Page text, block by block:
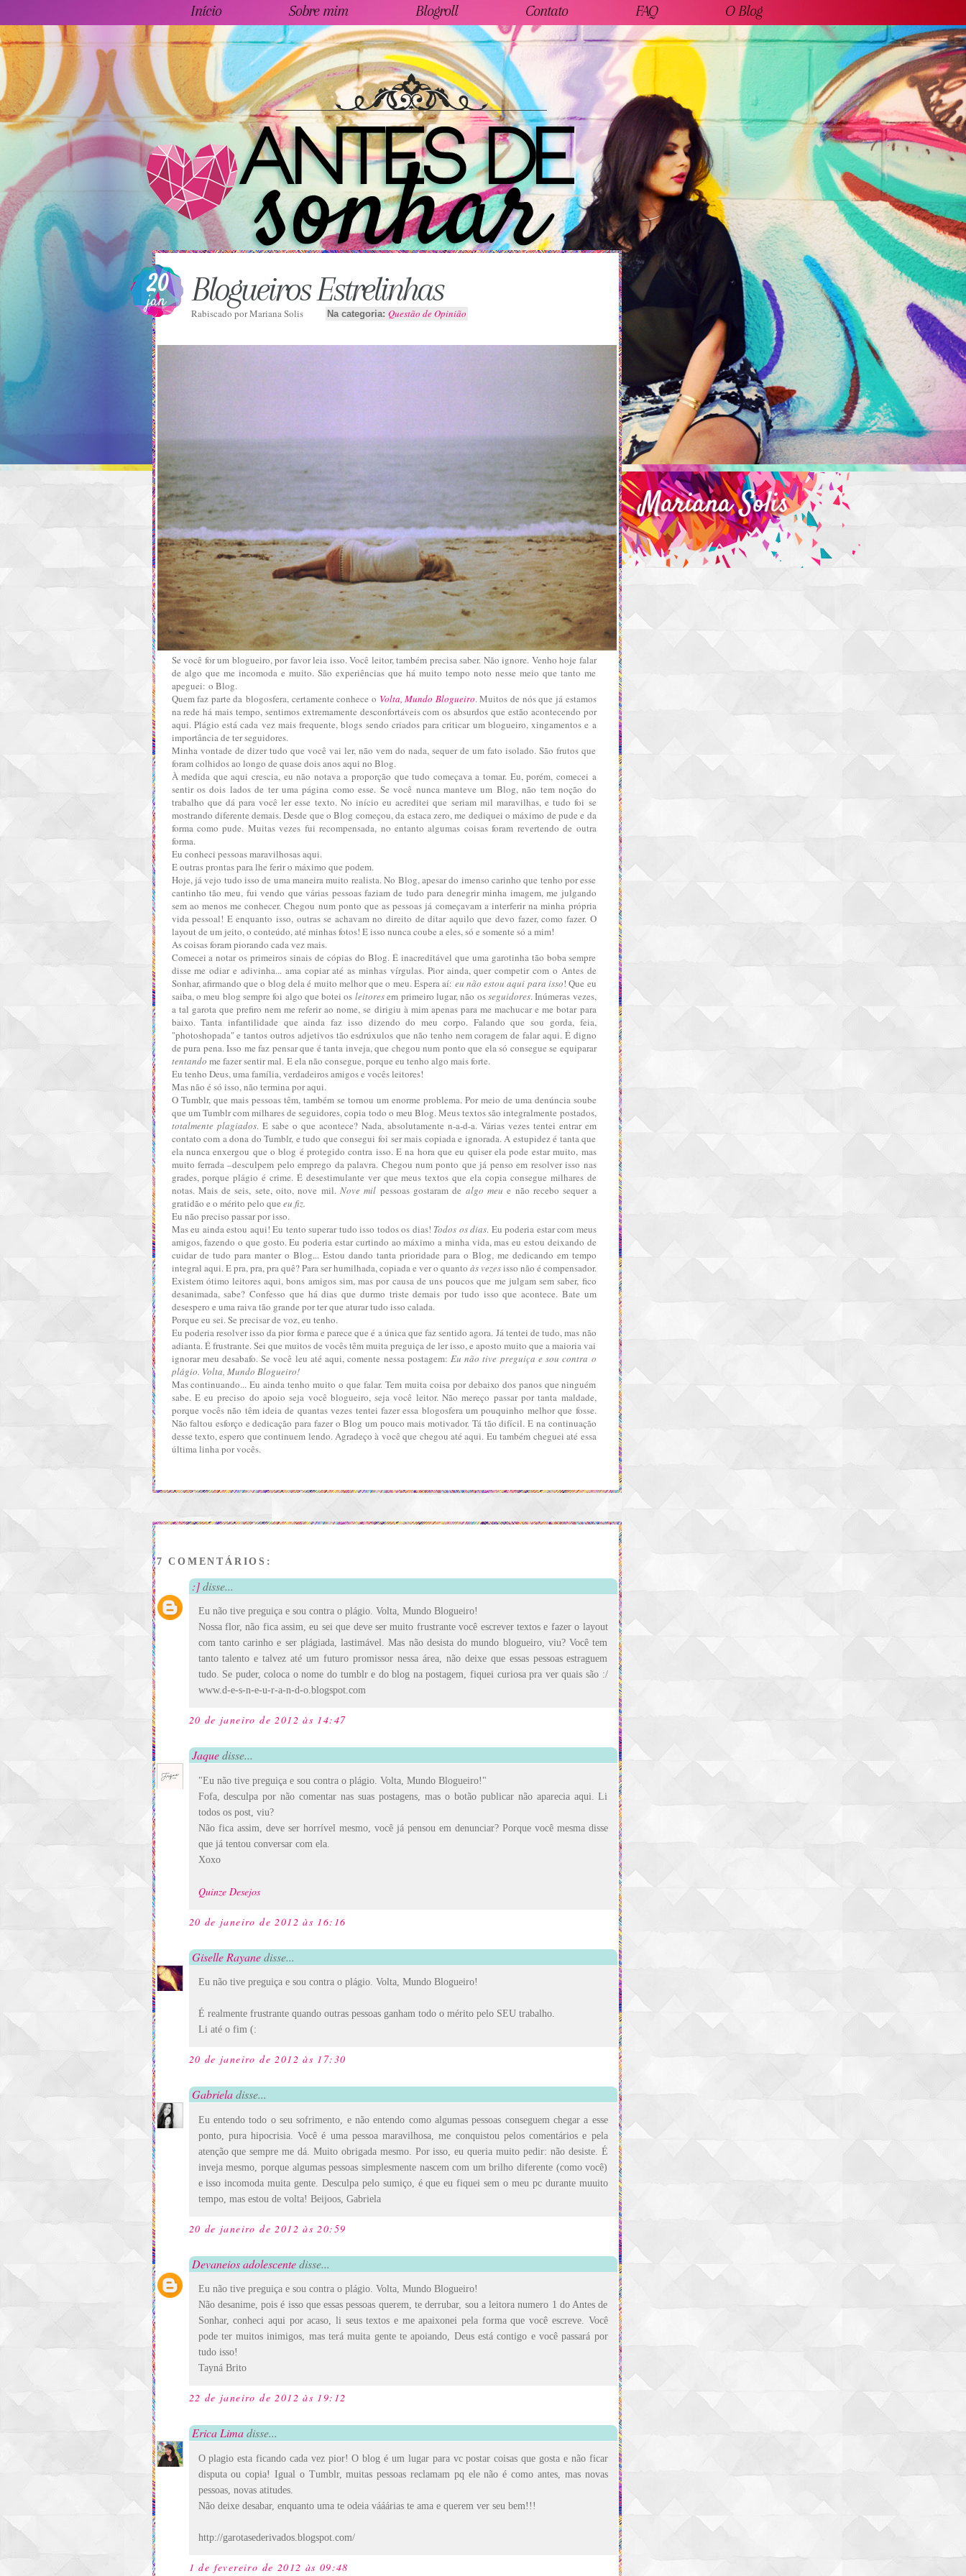
Início Sobre mim Blogroll Contato FAQ O Blog
20
jan Blogueiros Estrelinhas
Rabiscado porMariana Solis Na categoria: Questão de Opinião
Se você for um blogueiro, por favor leia isso. Você leitor, também precisa saber. Não ignore. Venho hoje falar
de algo que me incomoda e muito. São experiências que há muito tempo noto nesse meio que tanto me
apeguei: o Blog.
Quem faz parte da blogosfera, certamente conhece o Volta, Mundo Blogueiro. Muitos de nós que já estamos
na rede há mais tempo, sentimos extremamente desconfortáveis com os absurdos que estão acontecendo por
aqui. Plágio está cada vez mais frequente, blogs sendo criados para criticar um blogueiro, xingamentos e a
importância de ter seguidores.
Minha vontade de dizer tudo que você vai ler, não vem do nada, sequer de um fato isolado. São frutos que
foram colhidos ao longo de quase dois anos aqui no Blog.
À medida que aqui crescia, eu não notava a proporção que tudo começava a tomar. Eu, porém, comecei a
sentir os dois lados de ter uma página como esse. Se você nunca manteve um Blog, não tem noção do
trabalho que dá para você ler esse texto. No início eu acreditei que seriam mil maravilhas, e tudo foi se
mostrando diferente demais. Desde que o Blog começou, da estaca zero, me dediquei o máximo de pude e da
forma como pude. Muitas vezes fui recompensada, no entanto algumas coisas foram revertendo de outra
forma.
Eu conheci pessoas maravilhosas aqui.
E outras prontas para lhe ferir o máximo que podem.
Hoje, já vejo tudo isso de uma maneira muito realista. No Blog, apesar do imenso carinho que tenho por esse
cantinho tão meu, fui vendo que várias pessoas faziam de tudo para denegrir minha imagem, me julgando
sem ao menos me conhecer. Chegou num ponto que as pessoas já começavam a interferir na minha própria
vida pessoal! E enquanto isso, outras se achavam no direito de ditar aquilo que devo fazer, como fazer. O
layout de um jeito, o conteúdo, até minhas fotos! E isso nunca coube a eles, só e somente só a mim!
As coisas foram piorando cada vez mais.
Comecei a notar os primeiros sinais de cópias do Blog. É inacreditável que uma garotinha tão boba sempre
disse me odiar e adivinha... ama copiar até as minhas vírgulas. Pior ainda, quer competir com o Antes de
Sonhar, afirmando que o blog dela é muito melhor que o meu. Espera aí: eu não estou aqui para isso! Que eu
saiba, o meu blog sempre foi algo que botei os leitoresem primeiro lugar, não osseguidores. Inúmeras vezes,
a tal garota que prefiro nem me referir ao nome, se dirigiu à mim apenas para me machucar e me botar para
baixo. Tanta infantilidade que ainda faz isso dizendo do meu corpo. Falando que sou gorda, feia,
"photoshopada" e tantos outros adjetivos tão esdrúxulos que não tenho nem coragem de falar aqui. É digno
de pura pena. Isso me faz pensar que é tanta inveja, que chegou num ponto que ela só consegue se equiparar
tentando me fazer sentir mal. E ela não consegue, porque eu tenho algo mais forte.
Eu tenho Deus, uma família, verdadeiros amigos e vocês leitores!
Mas não é só isso, não termina por aqui.
O Tumblr, que mais pessoas têm, também se tornou um enorme problema. Por meio de uma denúncia soube
que um Tumblr commilhares de seguidores, copia todo o meu Blog. Meus textos são integralmente postados,
totalmente plagiados. E sabe o que acontece? Nada, absolutamente n-a-d-a. Várias vezes tentei entrar em
contato com a dona do Tumblr, e tudo que consegui foi ser mais copiada e ignorada. A estupidez é tanta que
ela nunca enxergou que o blog é protegido contra isso. E na hora que eu quiser ela pode estar muito, mas
muito ferrada –desculpem pelo emprego da palavra. Chegou num ponto que já penso em resolver isso nas
grades, porque plágio é crime. É desestimulante ver que meus textos que ela copia consegue milhares de
notas. Mais de seis, sete, oito, nove mil.Nove mil pessoas gostaram de algo meu e não recebo sequer a
gratidão e o mérito pelo que eu fiz.
Eu não preciso passar por isso.
Mas eu ainda estou aqui! Eu tento superar tudo isso todos os dias! Todos os dias. Eu poderia estar com meus
amigos, fazendo o que gosto.Eu poderia estar curtindo ao máximo a minha vida, mas eu estou deixando de
cuidar de tudo para manter o Blog... Estou dando tanta prioridade para o Blog, me dedicando em tempo
integral aqui. E pra, pra, pra quê? Para ser humilhada, copiada e ver o quanto às vezesisso não é compensador.
Existem ótimo leitores aqui, bons amigos sim, mas por causa de uns poucos que me julgam sem saber, fico
desanimada, sabe? Confesso que há dias que durmo triste demais por tudo isso que acontece. Bate um
desespero e uma raiva tão grande por ter que aturar tudo isso calada.
Porque eu sei. Se precisar de voz,eu tenho.
Eu poderia resolver isso da pior forma e parece que é a única que faz sentido agora. Já tentei de tudo, mas não
adianta. É frustrante. Sei que muitos de vocês têm muita preguiça de ler isso, e aposto muito que a maioria vai
ignorar meu desabafo. Se você leu até aqui, comente nessa postagem: Eu não tive preguiça e sou contra o
plágio. Volta, Mundo Blogueiro!
Mas continuando... Eu ainda tenho muito o que falar. Tem muita coisa por debaixo dos panos que ninguém
sabe. E eu preciso do apoio seja você blogueiro, seja você leitor. Não mereço passar por tanta maldade,
porque vocês não têm ideia de quantas vezes tentei fazer essa blogosfera um pouquinho melhor que fosse.
Não faltou esforço e dedicação para fazer o Blog um pouco mais motivador. Tá tão difícil. E na continuação
desse texto, espero que continuem lendo. Agradeço à você que chegou até aqui. Eu também cheguei até essa
última linha por vocês.
7 COMENTÁRIOS:
:]disse...
Eu não tive preguiça e sou contra o plágio. Volta, Mundo Blogueiro!
Nossa flor, não fica assim, eu sei que deve ser muito frustrante você escrever textos e fazer o layout
com tanto carinho e ser plágiada, lastimável. Mas não desista do mundo blogueiro, viu? Você tem
tanto talento e talvez até um futuro promissor nessa área, não deixe que essas pessoas estraguem
tudo. Se puder, coloca o nome do tumblr e do blog na postagem, fiquei curiosa pra ver quais são :/
www.d-e-s-n-e-u-r-a-n-d-o.blogspot.com
20 de janeiro de 2012 às 14:47
Jaquedisse...
"Eu não tive preguiça e sou contra o plágio. Volta, Mundo Blogueiro!"
Fofa, desculpa por não comentar nas suas postagens, mas o botão publicar não aparecia aqui. Li
todos os post, viu?
Não fica assim, deve ser horrível mesmo, você já pensou em denunciar? Porque você mesma disse
que já tentou conversar com ela.
Xoxo
Quinze Desejos
20 de janeiro de 2012 às 16:16
Giselle Rayanedisse...
Eu não tive preguiça e sou contra o plágio. Volta, Mundo Blogueiro!
É realmente frustrante quando outras pessoas ganham todo o mérito pelo SEU trabalho.
Li até o fim (:
20 de janeiro de 2012 às 17:30
Gabrieladisse...
Eu entendo todo o seu sofrimento, e não entendo como algumas pessoas conseguem chegar a esse
ponto, pura hipocrisia. Você é uma pessoa maravilhosa, me conquistou pelos comentários e pela
atenção que sempre me dá. Muito obrigada mesmo. Por isso, eu queria muito pedir: não desiste. É
inveja mesmo, porque algumas pessoas simplesmente nascem com um brilho diferente (como você)
e isso incomoda muita gente. Desculpa pelo sumiço, é que eu fiquei sem o meu pc durante muuito
tempo, mas estou de volta! Beijoos, Gabriela
20 de janeiro de 2012 às 20:59
Devaneios adolescentedisse...
Eu não tive preguiça e sou contra o plágio. Volta, Mundo Blogueiro!
Não desanime, pois é isso que essas pessoas querem, te derrubar, sou a leitora numero 1 do Antes de
Sonhar, conheci aqui por acaso, li seus textos e me apaixonei pela forma que você escreve. Você
pode ter muitos inimigos, mas terá muita gente te apoiando, Deus está contigo e você passará por
tudo isso!
Tayná Brito
22 de janeiro de 2012 às 19:12
Erica Limadisse...
O plagio esta ficando cada vez pior! O blog é um lugar para vc postar coisas que gosta e não ficar
disputa ou copia! Igual o Tumblr, muitas pessoas reclamam pq ele não é como antes, mas novas
pessoas, novas atitudes.
Não deixe desabar, enquanto uma te odeia vááárias te ama e querem ver seu bem!!!
http://garotasederivados.blogspot.com/
1 de fevereiro de 2012 às 09:48